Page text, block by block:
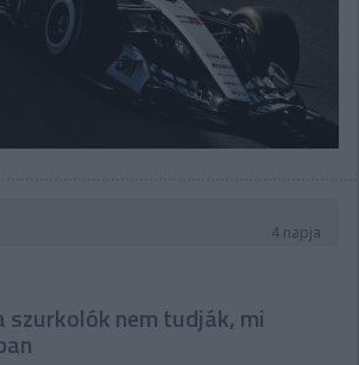
4 napja
szurkolók nem tudják, mi